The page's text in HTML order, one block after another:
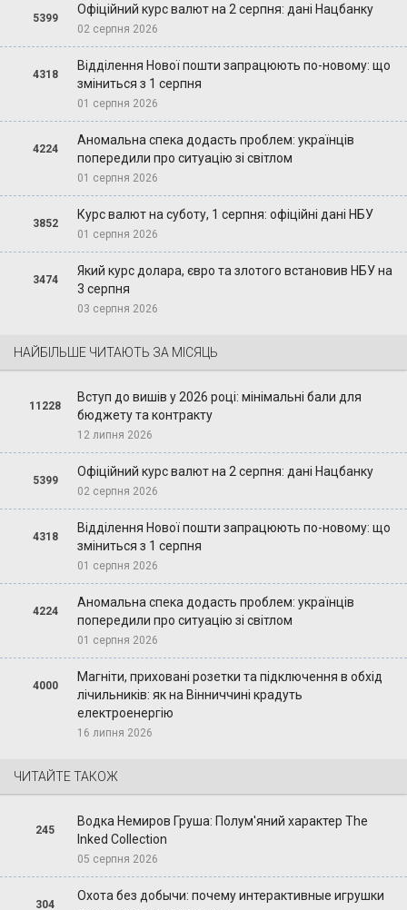
5399
Офіційний курс валют на 2 серпня: дані Нацбанку
02 серпня 2026
4318
Відділення Нової пошти запрацюють по-новому: що
зміниться з 1 серпня
01 серпня 2026
4224
Аномальна спека додасть проблем: українців
попередили про ситуацію зі світлом
01 серпня 2026
3852
Курс валют на суботу, 1 серпня: офіційні дані НБУ
01 серпня 2026
3474
Який курс долара, євро та злотого встановив НБУ на
3 серпня
03 серпня 2026
НАЙБІЛЬШЕ ЧИТАЮТЬ ЗА МІСЯЦЬ
11228
Вступ до вишів у 2026 році: мінімальні бали для
бюджету та контракту
12 липня 2026
5399
Офіційний курс валют на 2 серпня: дані Нацбанку
02 серпня 2026
4318
Відділення Нової пошти запрацюють по-новому: що
зміниться з 1 серпня
01 серпня 2026
4224
Аномальна спека додасть проблем: українців
попередили про ситуацію зі світлом
01 серпня 2026
4000
Магніти, приховані розетки та підключення в обхід
лічильників: як на Вінниччині крадуть
електроенергію
16 липня 2026
ЧИТАЙТЕ ТАКОЖ
245
Водка Немиров Груша: Полум'яний характер The
Inked Collection
05 серпня 2026
304
Охота без добычи: почему интерактивные игрушки